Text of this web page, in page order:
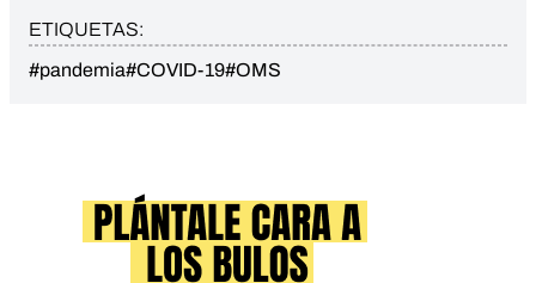
ETIQUETAS:
#pandemia#COVID-19#OMS